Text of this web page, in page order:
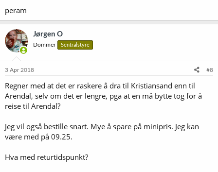
peram
Jørgen O
Dommer Sentralstyre
3 Apr 2018 #8
Regner med at det er raskere å dra til Kristiansand enn til
Arendal, selv om det er lengre, pga at en må bytte tog for å
reise til Arendal?
Jeg vil også bestille snart. Mye å spare på minipris. Jeg kan
være med på 09.25.
Hva med returtidspunkt?